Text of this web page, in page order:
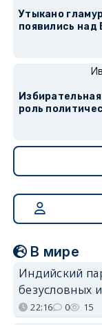
Утыкано
появились над
роль
В мире
Индийский
безусловных
22:16 0 15